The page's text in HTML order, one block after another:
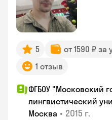
5 от 1590 ₽ за
1 отзыв
ФГБОУ "Московский
лингвистический
Москва • 2015 г.